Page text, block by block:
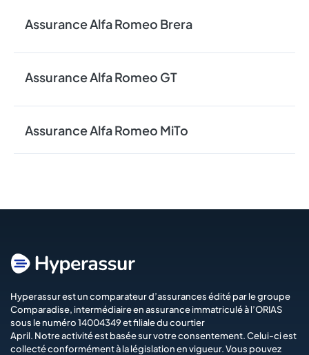
Assurance Alfa Romeo Brera
Assurance Alfa Romeo GT
Assurance Alfa Romeo MiTo
Hyperassur est un comparateur d’assurances édité par le groupe
Comparadise, intermédiaire en assurance immatriculé à l’ORIAS
sous le numéro 14004349 et filiale du courtier
April. Notre activité est basée sur votre consentement. Celui-ci est
collecté conformément à la législation en vigueur. Vous pouvez